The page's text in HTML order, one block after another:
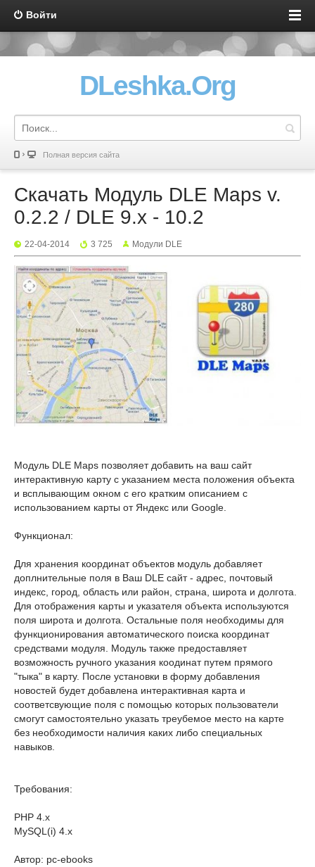
Войти
DLeshka.Org
Полная версия сайта
Скачать Модуль DLE Maps v.
0.2.2 / DLE 9.х - 10.2
22-04-2014 3 725 Mодули DLE
Модуль DLE Maps позволяет добавить на ваш сайт
интерактивную карту с указанием места положения объекта
и всплывающим окном с его кратким описанием с
использованием карты от Яндекс или Google.
Функционал:
Для хранения координат объектов модуль добавляет
доплнительные поля в Ваш DLE сайт - адрес, почтовый
индекс, город, область или район, страна, широта и долгота.
Для отображения карты и указателя объекта используются
поля широта и долгота. Остальные поля необходимы для
функционирования автоматического поиска координат
средствами модуля. Модуль также предоставляет
возможность ручного указания коодинат путем прямого
"тыка" в карту. После установки в форму добавления
новостей будет добавлена интерактивная карта и
соответсвующие поля с помощью которых пользователи
смогут самостоятельно указать треубемое место на карте
без необходимости наличия каких либо специальных
навыков.
Требования:
PHP 4.x
MySQL(i) 4.x
Автор: pc-ebooks